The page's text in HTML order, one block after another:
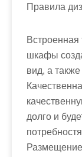
Правила
Встроенная
шкафы
вид, а
долго и